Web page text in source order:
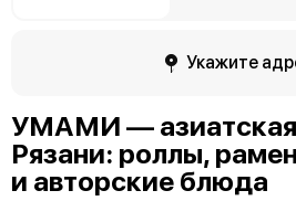
Укажите
УМАМИ — азиатская
Рязани: роллы,
и авторские блюда